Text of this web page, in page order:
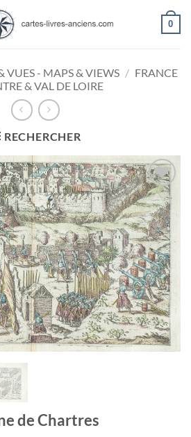
0
VUES - MAPS & VIEWS / FRANCE
& VAL DE LOIRE
RECHERCHER
Ajouter
à la
wishlist
de Chartres